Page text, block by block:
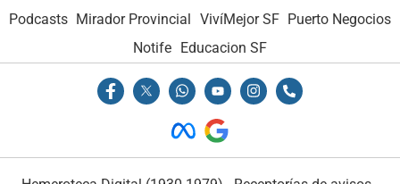
Podcasts Mirador Provincial VivíMejor SF Puerto Negocios
Notife Educacion SF